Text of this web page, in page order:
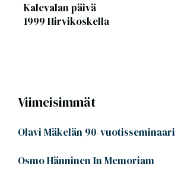
Kalevalan päivä
1999 Hirvikoskella
Viimeisimmät
Olavi Mäkelän 90-vuotisseminaari
Osmo Hänninen In Memoriam